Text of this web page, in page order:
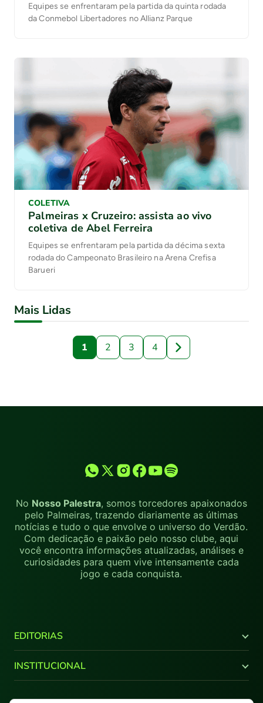
Equipes se enfrentaram pela partida da quinta rodada
da Conmebol Libertadores no Allianz Parque
COLETIVA
Palmeiras x Cruzeiro: assista ao vivo
coletiva de Abel Ferreira
Equipes se enfrentaram pela partida da décima sexta
rodada do Campeonato Brasileiro na Arena Crefisa
Barueri
Mais Lidas
1 2 3 4
No Nosso Palestra, somos torcedores apaixonados
pelo Palmeiras, trazendo diariamente as últimas
notícias e tudo o que envolve o universo do Verdão.
Com dedicação e paixão pelo nosso clube, aqui
você encontra informações atualizadas, análises e
curiosidades para quem vive intensamente cada
jogo e cada conquista.
EDITORIAS
Últimas Notícias
Brasileirão
INSTITUCIONAL